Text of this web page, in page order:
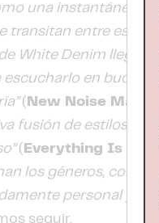
una instantánea
transitan entre esas
White Denim llega a
escucharlo en bucle
( New Noise
fusión de estilos
( Everything Is
los géneros, con un
personal y
seguir.